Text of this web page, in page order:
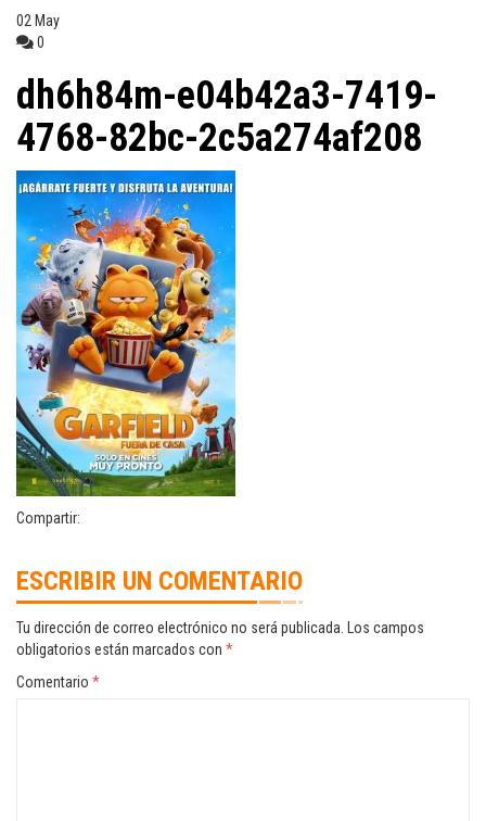
02 May
0
dh6h84m-e04b42a3-7419-
4768-82bc-2c5a274af208
Compartir:
ESCRIBIR UN COMENTARIO
Tu dirección de correo electrónico no será publicada.
Los campos
obligatorios están marcados con *
Comentario *